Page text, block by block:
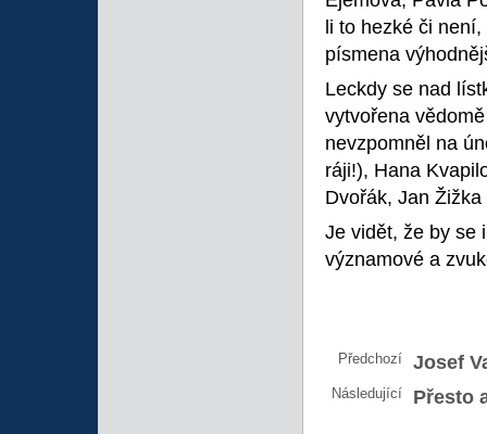
li to hezké či
písmena
Leckdy se nad
vytvořena
nevzpomněl na
ráji!), Hana
Dvořák, Jan Žižka
Je vidět, že by se
významové a
Předchozí Josef
Následující Přesto